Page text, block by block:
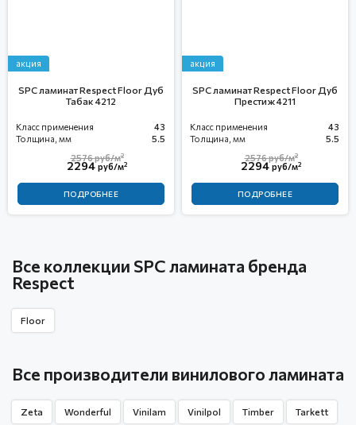
акция
SPC ламинат Respect Floor Дуб
Табак 4212
Класс применения
43
Толщина, мм
5.5
2294руб/м2
2576руб/м2
ПОДРОБНЕЕ
акция
SPC ламинат Respect Floor Дуб
Престиж 4211
Класс применения
43
Толщина, мм
5.5
2294руб/м2
2576руб/м2
ПОДРОБНЕЕ
Все коллекции SPC ламината бренда
Respect
Floor
Все производители винилового ламината
Zeta Wonderful Vinilam Vinilpol Timber Tarkett